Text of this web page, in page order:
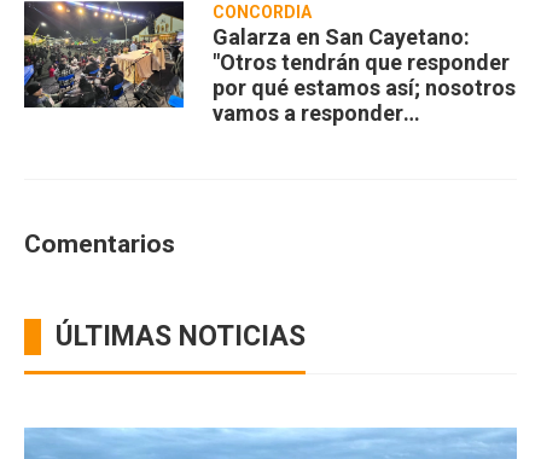
CONCORDIA
Galarza en San Cayetano:
"Otros tendrán que responder
por qué estamos así; nosotros
vamos a responder
Comentarios
ÚLTIMAS NOTICIAS